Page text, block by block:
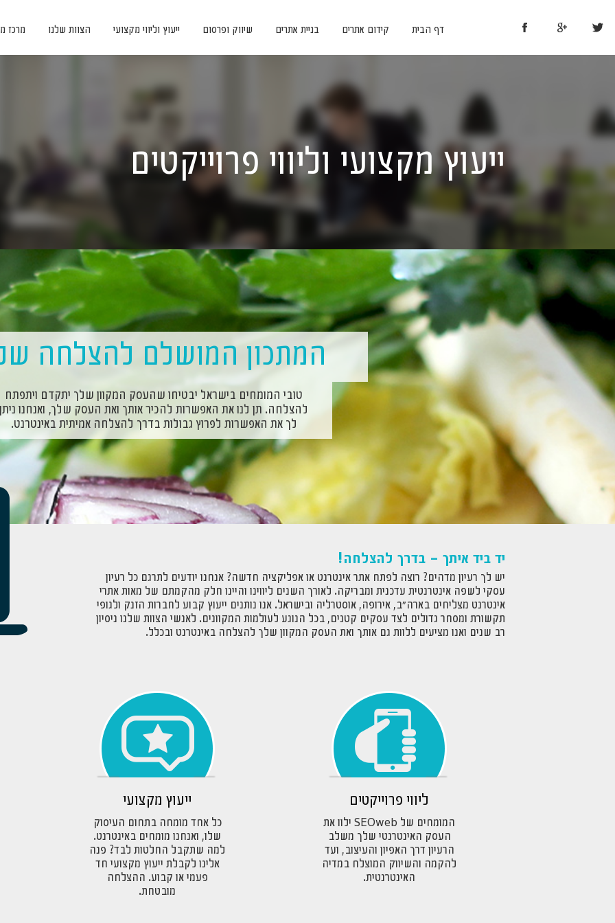
דף הבית קידום אתרים בניית אתרים שיווק ופרסום ייעוץ וליווי מקצועי הצוות שלנו מרכז
ייעוץ מקצועי וליווי פרוייקטים
יד ביד איתך – בדרך להצלחה!
יש לך רעיון מדהים? רוצה לפתח אתר אינטרנט או אפליקציה חדשה? אנחנו יודעים לתרגם כל רעיון
עסקי לשפה אינטרנטית עדכנית ומבריקה. לאורך השנים ליווינו והיינו חלק מהקמתם של מאות אתרי
אינטרנט מצליחים בארה"ב, אירופה, אוסטרליה ובישראל. אנו נותנים ייעוץ קבוע לחברות הזנק ולגופי
תקשורת ומסחר גדולים לצד עסקים קטנים, בכל הנוגע לעולמות המקוונים. לאנשי הצוות שלנו ניסיון
רב שנים ואנו מציעים ללוות גם אותך ואת העסק המקוון שלך להצלחה באינטרנט ובכלל.
ליווי פרוייקטים
המומחים של SEOweb ילוו את
העסק האינטרנטי שלך משלב
הרעיון דרך האפיון והעיצוב, ועד
להקמה והשיווק המוצלח במדיה
האינטרנטית.
ייעוץ מקצועי
כל אחד מומחה בתחום העיסוק
שלו, ואנחנו מומחים באינטרנט.
למה שתקבל החלטות לבד? פנה
אלינו לקבלת ייעוץ מקצועי חד
פעמי או קבוע. ההצלחה
מובטחת.
המתכון המושלם להצלחה
טובי המומחים בישראל יבטיחו שהעסק המקוון שלך יתקדם ויתפתח
להצלחה. תן לנו את האפשרות להכיר אותך ואת העסק שלך, ואנחנו ניתן
לך את האפשרות לפרוץ גבולות בדרך להצלחה אמיתית באינטרנט.